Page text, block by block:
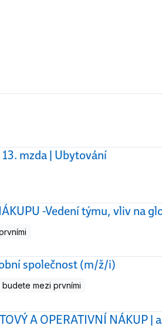
mzda | Ubytování
-Vedení týmu, vliv na
společnost (m/ž/i)
mezi prvními
A OPERATIVNÍ NÁKUP |